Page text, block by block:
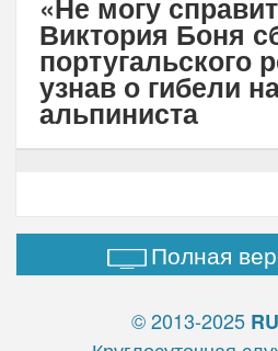
Виктория Боня
португальского
узнав о гибели
альпиниста
Полная
© 2013-2025